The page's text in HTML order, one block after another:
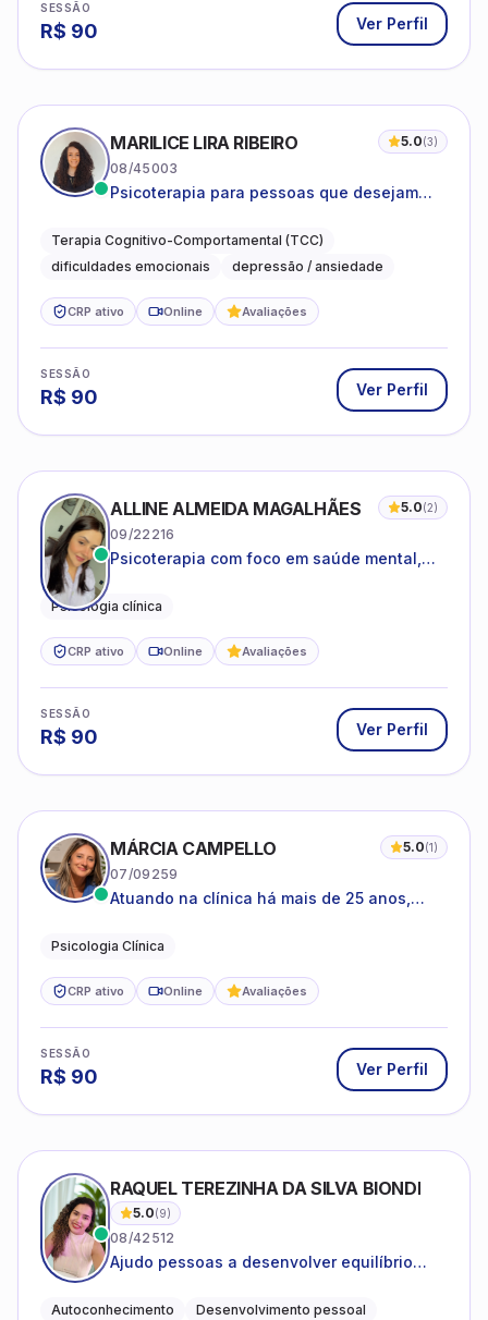
SESSÃO
R$ 90 Ver Perfil
MARILICE LIRA RIBEIRO 5.0(3)
08/45003
Psicoterapia para pessoas que desejam
dificuldades do dia a dia
Terapia Cognitivo-Comportamental (TCC)
dificuldades emocionais
depressão / ansiedade
CRP ativo Online Avaliações
SESSÃO
R$ 90 Ver Perfil
ALLINE ALMEIDA MAGALHÃES 5.0(2)
09/22216
Psicoterapia com foco em saúde mental,
adolescentes e adultos.
Psicologia clínica
CRP ativo Online Avaliações
SESSÃO
R$ 90 Ver Perfil
MÁRCIA CAMPELLO 5.0(1)
07/09259
Atuando na clínica há mais de 25 anos,
estruturas, com experiência em
Psicologia Clínica
CRP ativo Online Avaliações
SESSÃO
R$ 90 Ver Perfil
RAQUEL TEREZINHA DA SILVA BIONDI
5.0(9)
08/42512
Ajudo pessoas a desenvolver equilíbrio
Autoconhecimento
Desenvolvimento pessoal